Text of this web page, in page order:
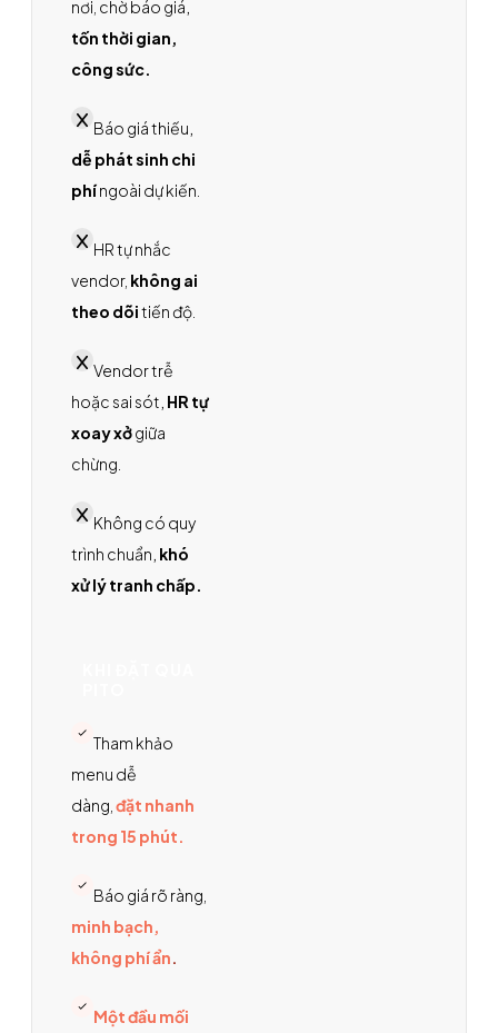
nơi, chờ báo giá
tốn thời gian,
công sức.
Báo giá thiếu
dễ phát sinh chi
phíngoài dự kiến.
HR tự nhắc
vendor, không ai
theo dõitiến độ.
Vendor trễ
hoặc sai sót HR tự
xoay xởgiữa
chừng.
Không có quy
trình chuẩn khó
xử lý tranh chấp.
Tham khảo
menu dễ
dàng, đặt nhanh
trong 15 phút.
Báo giá rõ ràng,
minh bạch,
không phí ẩn.
Một đầu mối